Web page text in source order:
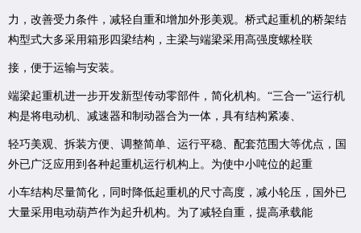
力，改善受力条件，减轻自重和增加外形美观。桥式起重机的桥架结
构型式大多采用箱形四梁结构，主梁与端梁采用高强度螺栓联
接，便于运输与安装。
端梁起重机进一步开发新型传动零部件，简化机构。“三合一”运行机
构是将电动机、减速器和制动器合为一体，具有结构紧凑、
轻巧美观、拆装方便、调整简单、运行平稳、配套范围大等优点，国
外已广泛应用到各种起重机运行机构上。为使中小吨位的起重
小车结构尽量简化，同时降低起重机的尺寸高度，减小轮压，国外已
大量采用电动葫芦作为起升机构。为了减轻自重，提高承载能